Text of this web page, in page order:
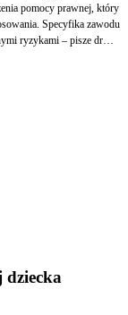
pomocy prawnej, który
Specyfika zawodu
ryzykami – pisze dr
dziecka